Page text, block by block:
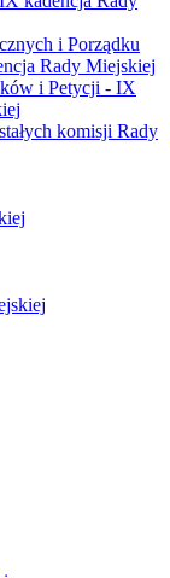
i Porządku
Rady Miejskiej
i Petycji - IX
komisji Rady